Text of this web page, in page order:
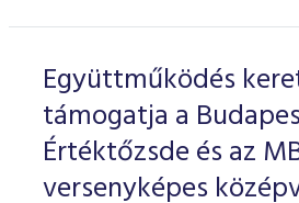
Együttműködés
támogatja a
Értéktőzsde és az
versenyképes